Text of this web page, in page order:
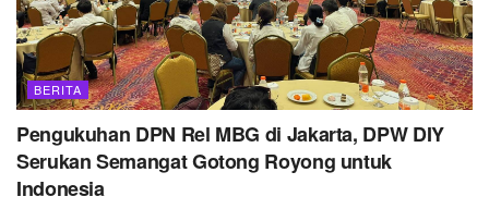
BERITA
Pengukuhan DPN Rel MBG di Jakarta, DPW DIY
Serukan Semangat Gotong Royong untuk
Indonesia